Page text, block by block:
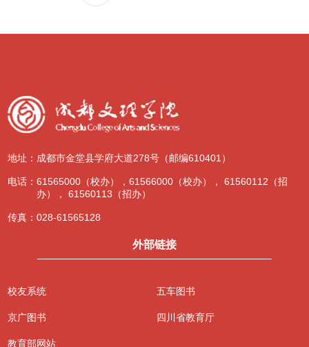
地址： 成都市金堂县学府大道278号（邮编610401）
电话：61565000（校办），61566000（校办）， 61560112（招
办）， 61560113（招办）
传真：028-61565128
外部链接
校友系统 五车图书
京广图书 四川省教育厅
教育部网站